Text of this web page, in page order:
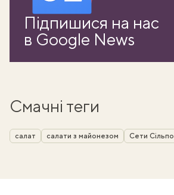
Підпишися на нас
в Google News
Смачні теги
салат салати з майонезом Сети Сільпо